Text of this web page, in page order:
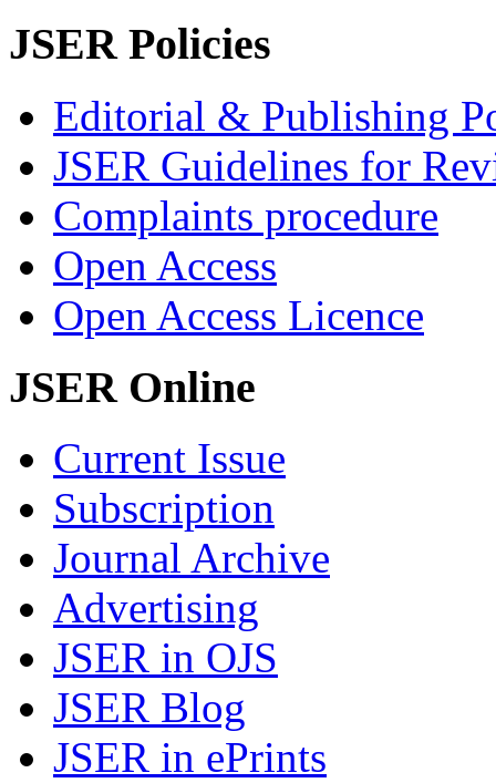
JSER Policies
Editorial & Publishing
JSER Guidelines for
Complaints procedure
Open Access
Open Access Licence
JSER Online
Current Issue
Subscription
Journal Archive
Advertising
JSER in OJS
JSER Blog
JSER in ePrints